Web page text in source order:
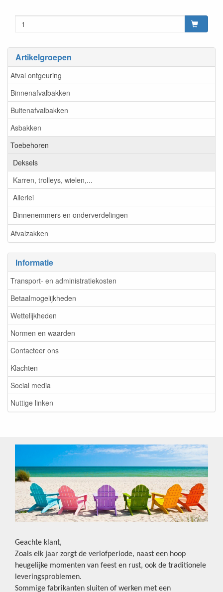
Artikelgroepen
Afval ontgeuring
Binnenafvalbakken
Buitenafvalbakken
Asbakken
Toebehoren
Deksels
Karren, trolleys, wielen,...
Allerlei
Binnenemmers en onderverdelingen
Afvalzakken
Informatie
Transport- en administratiekosten
Betaalmogelijkheden
Wettelijkheden
Normen en waarden
Contacteer ons
Klachten
Social media
Nuttige linken
Geachte klant,
Zoals elk jaar zorgt de verlofperiode, naast een hoop
heugelijke momenten van feest en rust, ook de traditionele
leveringsproblemen.
Sommige fabrikanten sluiten of werken met een